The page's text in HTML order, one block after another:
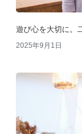
遊び心を大切に。
2025年9月1日